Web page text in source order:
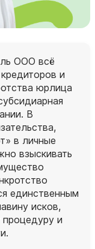
ООО всё
и
юрлица
В
в личные
взыскивать
единственным
исков,
процедуру и